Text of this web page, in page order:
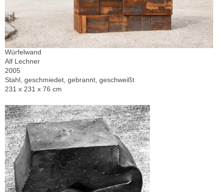
Würfelwand
Alf Lechner
2005
Stahl, geschmiedet, gebrannt, geschweißt
231 x 231 x 76 cm